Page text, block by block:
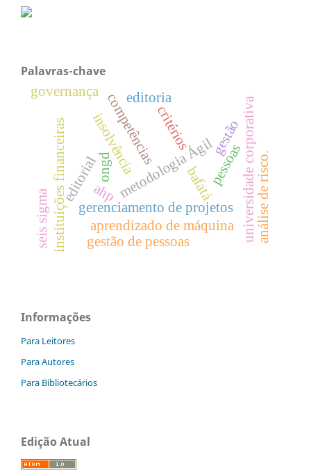
Palavras-chave
gerenciamento de projetos
metodologia Ágil
competências
instituições financeiras ahp
ongd bafatá
critérios universidade corporativa
insolvência
aprendizado de máquina análise de risco.
seis sigma gestão de pessoas
editorial
editoria
gestão
governança
pessoas
Informações
Para Leitores
Para Autores
Para Bibliotecários
Edição Atual